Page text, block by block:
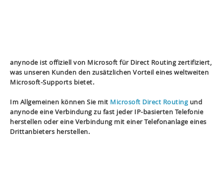
anynode ist offiziell von Microsoft für Direct Routing zertifiziert,
was unseren Kunden den zusätzlichen Vorteil eines weltweiten
Microsoft-Supports bietet.
Im Allgemeinen können Sie mit Microsoft Direct Routingund
anynode eine Verbindung zu fast jeder IP-basierten Telefonie
herstellen oder eine Verbindung mit einer Telefonanlage eines
Drittanbieters herstellen.